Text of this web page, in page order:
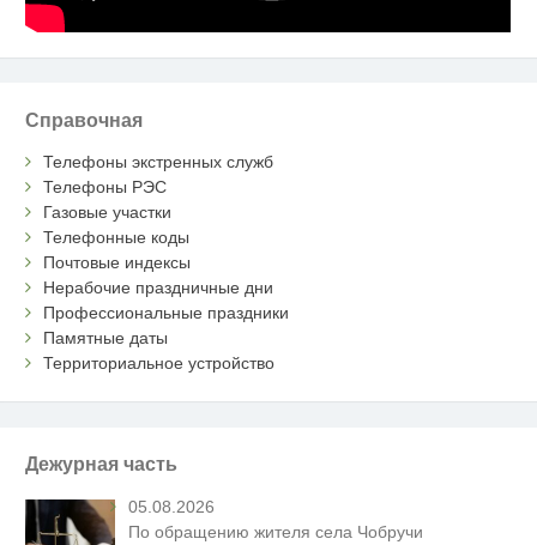
Справочная
Телефоны экстренных служб
Телефоны РЭС
Газовые участки
Телефонные коды
Почтовые индексы
Нерабочие праздничные дни
Профессиональные праздники
Памятные даты
Территориальное устройство
Дежурная часть
05.08.2026
По обращению жителя села Чобручи